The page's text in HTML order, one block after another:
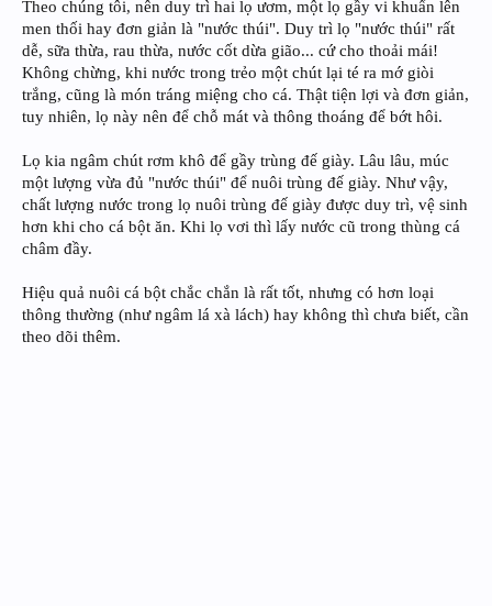
Theo chúng tôi, nên duy trì hai lọ ươm, một lọ gầy vi khuẩn lên
men thối hay đơn giản là "nước thúi". Duy trì lọ "nước thúi" rất
dễ, sữa thừa, rau thừa, nước cốt dừa gião... cứ cho thoải mái!
Không chừng, khi nước trong trẻo một chút lại té ra mớ giòi
trắng, cũng là món tráng miệng cho cá. Thật tiện lợi và đơn giản,
tuy nhiên, lọ này nên để chỗ mát và thông thoáng để bớt hôi.
Lọ kia ngâm chút rơm khô để gầy trùng đế giày. Lâu lâu, múc
một lượng vừa đủ "nước thúi" để nuôi trùng đế giày. Như vậy,
chất lượng nước trong lọ nuôi trùng đế giày được duy trì, vệ sinh
hơn khi cho cá bột ăn. Khi lọ vơi thì lấy nước cũ trong thùng cá
châm đầy.
Hiệu quả nuôi cá bột chắc chắn là rất tốt, nhưng có hơn loại
thông thường (như ngâm lá xà lách) hay không thì chưa biết, cần
theo dõi thêm.